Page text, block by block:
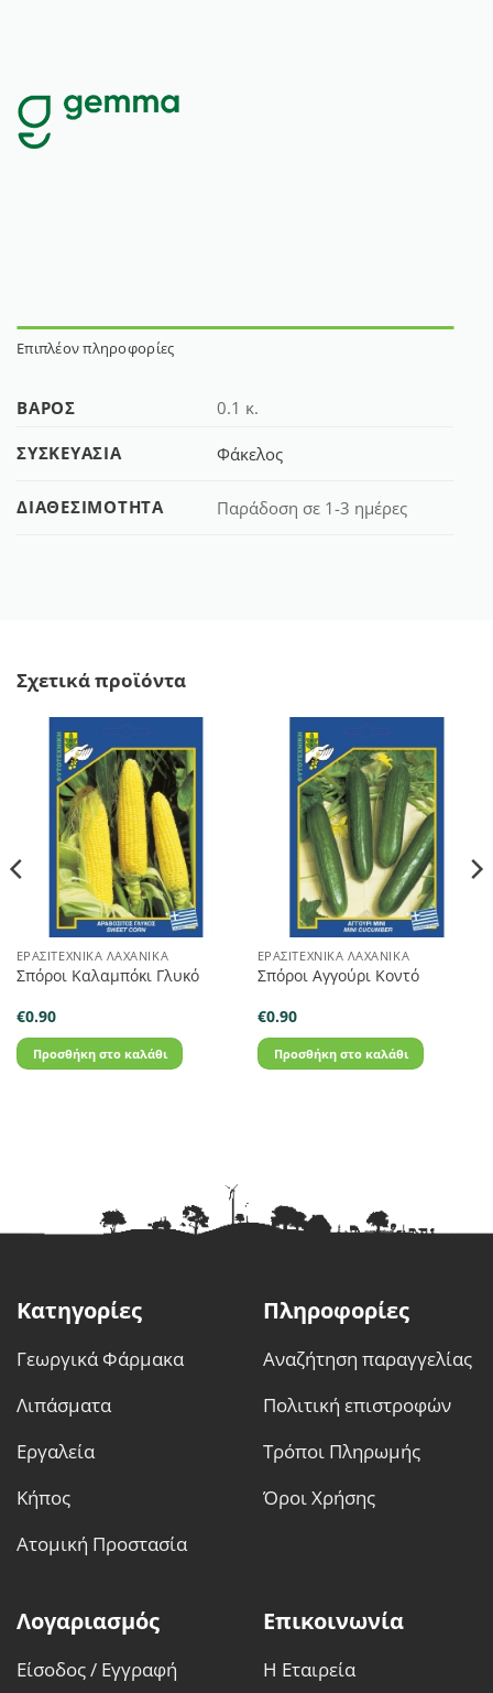
Επιπλέον πληροφορίες
ΒΆΡΟΣ 0.1 κ.
ΣΥΣΚΕΥΑΣΊΑ Φάκελος
ΔΙΑΘΕΣΙΜΌΤΗΤΑ Παράδοση σε 1-3 ημέρες
Σχετικά προϊόντα
ΕΡΑΣΙΤΕΧΝΙΚΆ ΛΑΧΑΝΙΚΆ
Σπόροι Καλαμπόκι Γλυκό
€0.90
Προσθήκη στο καλάθι
ΕΡΑΣΙΤΕΧΝΙΚΆ ΛΑΧΑΝΙΚΆ
Σπόροι Αγγούρι Κοντό
€0.90
Προσθήκη στο καλάθι
Κατηγορίες
Γεωργικά Φάρμακα
Λιπάσματα
Εργαλεία
Κήπος
Ατομική Προστασία
Πληροφορίες
Αναζήτηση παραγγελίας
Πολιτική επιστροφών
Τρόποι Πληρωμής
Όροι Χρήσης
Λογαριασμός
Είσοδος / Εγγραφή
Επικοινωνία
Η Εταιρεία